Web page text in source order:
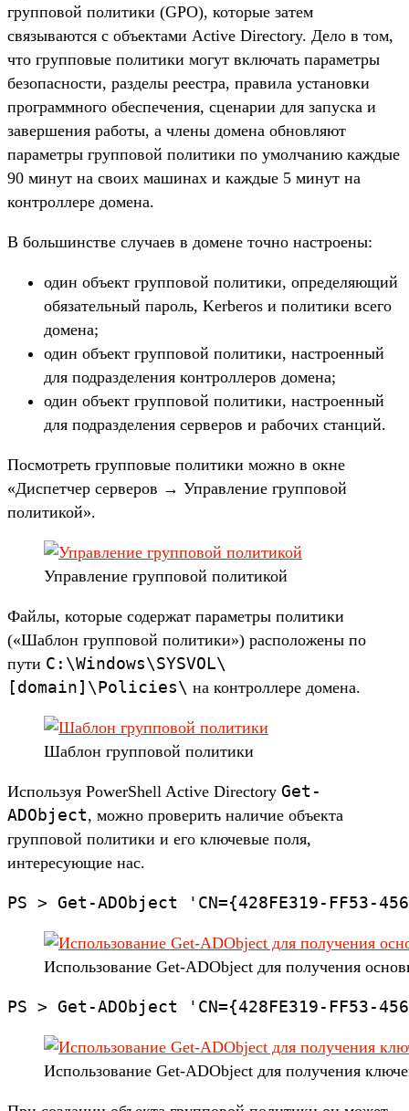
групповой политики (GPO), которые затем
связываются с объектами Active Directory. Дело в том,
что групповые политики могут включать параметры
безопасности, разделы реестра, правила установки
программного обеспечения, сценарии для запуска и
завершения работы, а члены домена обновляют
параметры групповой политики по умолчанию каждые
90 минут на своих машинах и каждые 5 минут на
контроллере домена.
В большинстве случаев в домене точно настроены:
один объект групповой политики, определяющий
обязательный пароль, Kerberos и политики всего
домена;
один объект групповой политики, настроенный
для подразделения контроллеров домена;
один объект групповой политики, настроенный
для подразделения серверов и рабочих станций.
Посмотреть групповые политики можно в окне
«Диспетчер серверов → Управление групповой
политикой».
Управление групповой политикой
Файлы, которые содержат параметры политики
(«Шаблон групповой политики») расположены по
пути C:\Windows\SYSVOL\
[domain]\Policies\ на контроллере домена.
Шаблон групповой политики
Используя PowerShell Active Directory Get-
ADObject, можно проверить наличие объекта
групповой политики и его ключевые поля,
интересующие нас.
Использование Get-ADObject для получения
Использование Get-ADObject для получения